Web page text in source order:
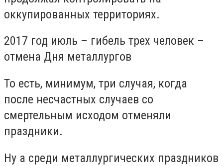
оккупированных территориях.
2017 год июль – гибель трех человек –
отмена Дня металлургов
То есть, минимум, три случая, когда
после несчастных случаев со
смертельным исходом отменяли
праздники.
Ну а среди металлургических праздников